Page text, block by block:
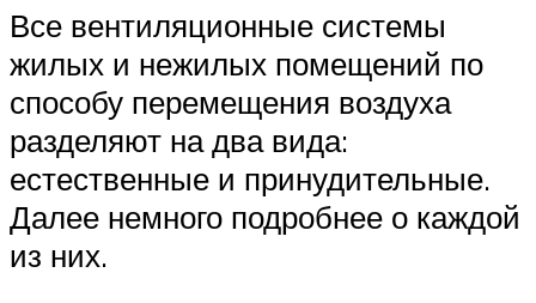
Все вентиляционные системы
жилых и нежилых помещений по
способу перемещения воздуха
разделяют на два вида:
естественные и принудительные.
Далее немного подробнее о каждой
из них.